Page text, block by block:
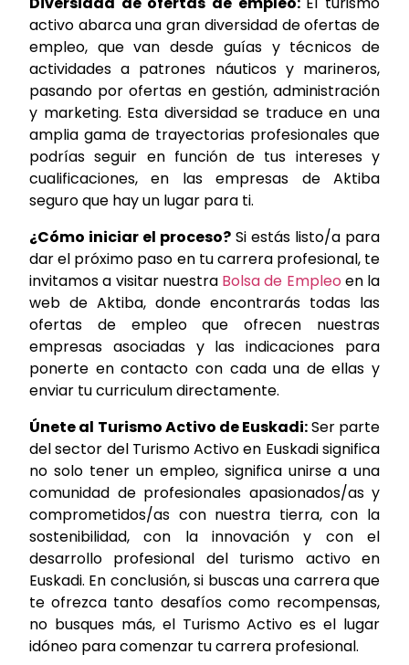
activo abarca una gran diversidad de ofertas de
empleo, que van desde guías y técnicos de
actividades a patrones náuticos y marineros,
pasando por ofertas en gestión, administración
y marketing. Esta diversidad se traduce en una
amplia gama de trayectorias profesionales que
podrías seguir en función de tus intereses y
cualificaciones, en las empresas de Aktiba
seguro que hay un lugar para ti.
¿Cómo iniciar el proceso? Si estás listo/a para
dar el próximo paso en tu carrera profesional, te
invitamos a visitar nuestra Bolsa de Empleo en la
web de Aktiba, donde encontrarás todas las
ofertas de empleo que ofrecen nuestras
empresas asociadas y las indicaciones para
ponerte en contacto con cada una de ellas y
enviar tu curriculum directamente.
Únete al Turismo Activo de Euskadi:Ser parte
del sector del Turismo Activo en Euskadi significa
no solo tener un empleo, significa unirse a una
comunidad de profesionales apasionados/as y
comprometidos/as con nuestra tierra, con la
sostenibilidad, con la innovación y con el
desarrollo profesional del turismo activo en
Euskadi. En conclusión, si buscas una carrera que
te ofrezca tanto desafíos como recompensas,
no busques más, el Turismo Activo es el lugar
idóneo para comenzar tu carrera profesional.